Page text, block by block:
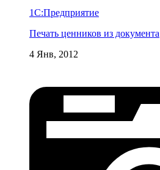
1С:Предприятие
Печать ценников из документа
4 Янв, 2012